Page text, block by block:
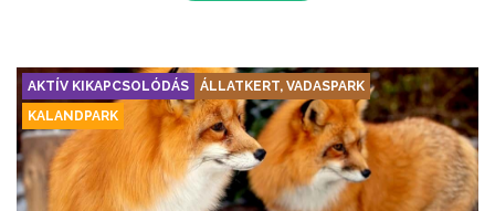
AKTÍV KIKAPCSOLÓDÁS
ÁLLATKERT, VADASPARK
KALANDPARK